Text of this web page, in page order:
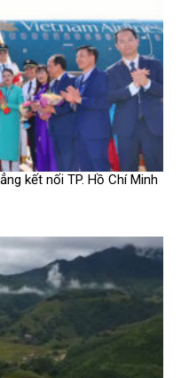
kết nối TP. Hồ Chí Minh